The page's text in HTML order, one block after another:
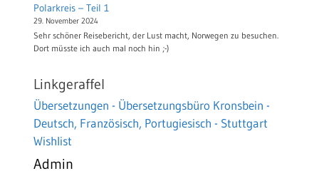
Polarkreis – Teil 1
29. November 2024
Sehr schöner Reisebericht, der Lust macht, Norwegen zu besuchen.
Dort müsste ich auch mal noch hin ;-)
Linkgeraffel
Übersetzungen - Übersetzungsbüro Kronsbein -
Deutsch, Französisch, Portugiesisch - Stuttgart
Wishlist
Admin